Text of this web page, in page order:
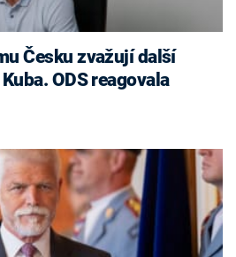
ODS reagovala